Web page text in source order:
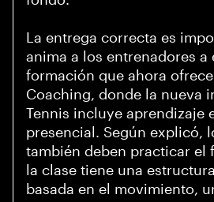
La entrega correcta es
anima a los entrenadores a
formación que ahora ofrece
Coaching, donde la nueva
Tennis incluye aprendizaje
presencial. Según explicó,
también deben practicar el
la clase tiene una
basada en el movimiento,